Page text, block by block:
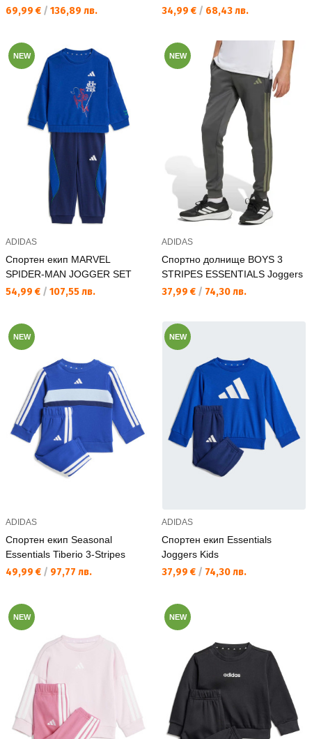
Текуща цена:
69,99 € / 136,89 лв. Текуща цена:
34,99 € / 68,43 лв.
NEW
ADIDAS
Спортен екип MARVEL
SPIDER-MAN JOGGER SET
Текуща цена:
54,99 € / 107,55 лв.
NEW
ADIDAS
Спортно долнище BOYS 3
STRIPES ESSENTIALS Joggers
Текуща цена:
37,99 € / 74,30 лв.
NEW
ADIDAS
Спортен екип Seasonal
Essentials Tiberio 3-Stripes
Текуща цена:
49,99 € / 97,77 лв.
NEW
ADIDAS
Спортен екип Essentials
Joggers Kids
Текуща цена:
37,99 € / 74,30 лв.
NEW NEW